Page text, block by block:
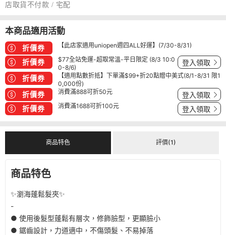
店取貨不付款 / 宅配
本商品適用活動
折價券 【此店家適用uniopen週四ALL好運】(7/30-8/31)
折價券
$77全站免運-超取常溫-平日限定 (8/3 10:0
0-8/6)
登入領取
折價券
【適用點數折抵】下單滿$99+折20點贈中美式(8/1-8/31 限1
0,000份)
折價券 消費滿888可折50元 登入領取
折價券 消費滿1688可折100元 登入領取
商品特色 評價(1)
商品特色
✨瀏海蓬鬆髮夾✨
-
● 使用後髮型蓬鬆有層次，修飾臉型，更顯臉小
● 鋸齒設計，力道適中，不傷頭髮、不易掉落